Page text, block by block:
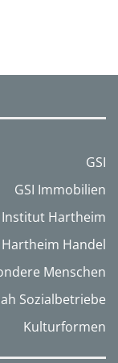
GSI
GSI Immobilien
Institut Hartheim
Hartheim Handel
Menschen
Sozialbetriebe
Kulturformen